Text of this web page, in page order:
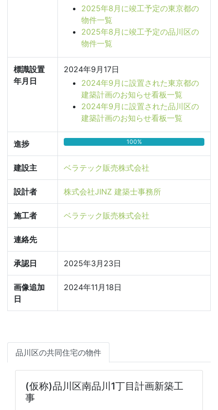
2025年8月に竣工予定の東京都の
物件一覧
2025年8月に竣工予定の品川区の
物件一覧
標識設置
年月日
2024年9月17日
2024年9月に設置された東京都の
建築計画のお知らせ看板一覧
2024年9月に設置された品川区の
建築計画のお知らせ看板一覧
進捗 100%
建設主 ベラテック販売株式会社
設計者 株式会社JINZ 建築士事務所
施工者 ベラテック販売株式会社
連絡先
承認日 2025年3月23日
画像追加
日
2024年11月18日
品川区の共同住宅の物件
(仮称)品川区南品川1丁目計画新築工
事